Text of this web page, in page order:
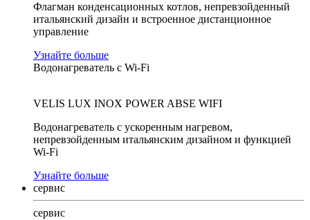
Флагман конденсационных котлов, непревзойденный
итальянский дизайн и встроенное дистанционное
управление
Узнайте больше
Водонагреватель с Wi-Fi
VELIS LUX INOX POWER ABSE WIFI
Водонагреватель с ускоренным нагревом,
непревзойденным итальянским дизайном и функцией
Wi-Fi
Узнайте больше
сервис
сервис